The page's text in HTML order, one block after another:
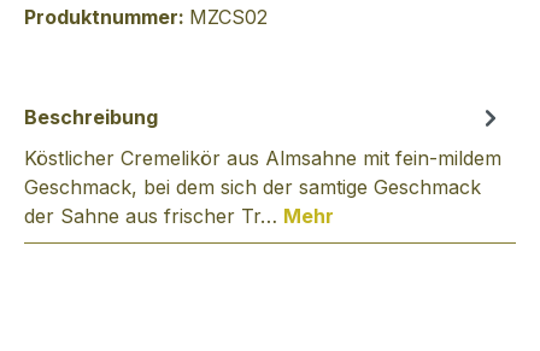
Produktnummer: MZCS02
Beschreibung
Köstlicher Cremelikör aus Almsahne mit fein-mildem
Geschmack, bei dem sich der samtige Geschmack
der Sahne aus frischer Tr… Mehr